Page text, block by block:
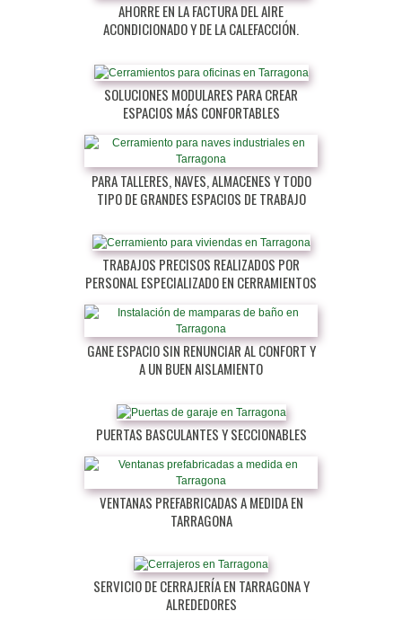
AHORRE EN LA FACTURA DEL AIRE
ACONDICIONADO Y DE LA CALEFACCIÓN.
SOLUCIONES MODULARES PARA CREAR
ESPACIOS MÁS CONFORTABLES
PARA TALLERES, NAVES, ALMACENES Y TODO
TIPO DE GRANDES ESPACIOS DE TRABAJO
TRABAJOS PRECISOS REALIZADOS POR
PERSONAL ESPECIALIZADO EN CERRAMIENTOS
GANE ESPACIO SIN RENUNCIAR AL CONFORT Y
A UN BUEN AISLAMIENTO
PUERTAS BASCULANTES Y SECCIONABLES
VENTANAS PREFABRICADAS A MEDIDA EN
TARRAGONA
SERVICIO DE CERRAJERÍA EN TARRAGONA Y
ALREDEDORES